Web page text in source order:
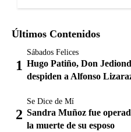
Últimos Contenidos
Sábados Felices
Hugo Patiño, Don
despiden a Alfonso
Se Dice de Mí
Sandra Muñoz fue
la muerte de su esposo